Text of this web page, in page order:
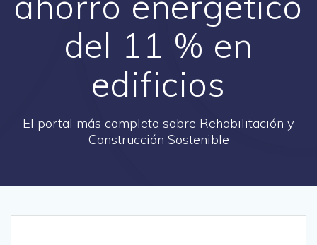
del 11 % en
edificios
El portal más completo sobre Rehabilitación y
Construcción Sostenible